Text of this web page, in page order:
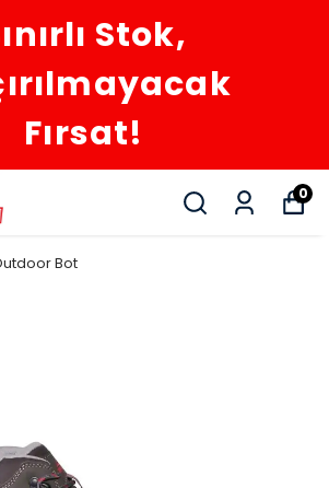
Stok,
Fırsat!
0
Bot